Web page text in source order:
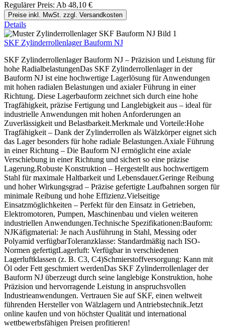
Regulärer Preis: Ab 48,10 €
Preise inkl. MwSt. zzgl. Versandkosten
Details
SKF Zylinderrollenlager Bauform NJ
SKF Zylinderrollenlager Bauform NJ – Präzision und Leistung für
hohe RadialbelastungenDas SKF Zylinderrollenlager in der
Bauform NJ ist eine hochwertige Lagerlösung für Anwendungen
mit hohen radialen Belastungen und axialer Führung in einer
Richtung. Diese Lagerbauform zeichnet sich durch eine hohe
Tragfähigkeit, präzise Fertigung und Langlebigkeit aus – ideal für
industrielle Anwendungen mit hohen Anforderungen an
Zuverlässigkeit und Belastbarkeit.Merkmale und Vorteile:Hohe
Tragfähigkeit – Dank der Zylinderrollen als Wälzkörper eignet sich
das Lager besonders für hohe radiale Belastungen.Axiale Führung
in einer Richtung – Die Bauform NJ ermöglicht eine axiale
Verschiebung in einer Richtung und sichert so eine präzise
Lagerung.Robuste Konstruktion – Hergestellt aus hochwertigem
Stahl für maximale Haltbarkeit und Lebensdauer.Geringe Reibung
und hoher Wirkungsgrad – Präzise gefertigte Laufbahnen sorgen für
minimale Reibung und hohe Effizienz.Vielseitige
Einsatzmöglichkeiten – Perfekt für den Einsatz in Getrieben,
Elektromotoren, Pumpen, Maschinenbau und vielen weiteren
industriellen Anwendungen.Technische Spezifikationen:Bauform:
NJKäfigmaterial: Je nach Ausführung in Stahl, Messing oder
Polyamid verfügbarToleranzklasse: Standardmäßig nach ISO-
Normen gefertigtLagerluft: Verfügbar in verschiedenen
Lagerluftklassen (z. B. C3, C4)Schmierstoffversorgung: Kann mit
Öl oder Fett geschmiert werdenDas SKF Zylinderrollenlager der
Bauform NJ überzeugt durch seine langlebige Konstruktion, hohe
Präzision und hervorragende Leistung in anspruchsvollen
Industrieanwendungen. Vertrauen Sie auf SKF, einen weltweit
führenden Hersteller von Wälzlagern und Antriebstechnik.Jetzt
online kaufen und von höchster Qualität und international
wettbewerbsfähigen Preisen profitieren!